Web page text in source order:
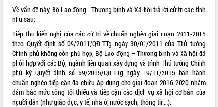
QUY HOẠCH - KẾ HOẠCH
QUẢNG CÁO
Về vấn đề này, Bộ Lao động - Thương binh và Xã hội trả lời cử tri các tỉnh
như sau:
Tiếp thu kiến nghị của các cử tri về chuẩn nghèo giai đoạn 2011-2015
theo Quyết định số 09/2011/QĐ-TTg ngày 30/01/2011 của Thủ tướng
Chính phủ không còn phù hợp, Bộ Lao động – Thương binh và Xã hội đã
phối hợp với các Bộ, ngành liên quan xây dựng và trình Thủ tướng Chính
phủ ký Quyết định số 59/2015/QĐ-TTg ngày 19/11/2015 ban hành
chuẩn nghèo tiếp cận đa chiều áp dụng cho giai đoạn 2016-2020 nhằm
đảm bảo mức sống tối thiểu và tiếp cận các dịch vụ xã hội cơ bản của
người dân (như giáo dục, y tế, nhà ở, nước sạch, thông tin…).